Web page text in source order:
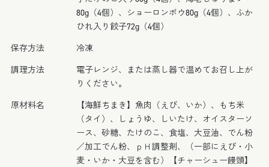
を
減
を
80g（4個）、ショーロンポウ80g（4個）、ふか
ひれ入り餃子72g（4個）
保存方法 冷凍
調理方法
電子レンジ、または蒸し器で温めてお召し上が
りください。
原材料名
【海鮮ちまき】魚肉（えび、いか）、もち米
（タイ）、しょうゆ、しいたけ、オイスターソ
ース、砂糖、たけのこ、食塩、大豆油、でん粉
／加工でん粉、ｐＨ調整剤、（一部にえび・小
麦・いか・大豆を含む）【チャーシュー饅頭】